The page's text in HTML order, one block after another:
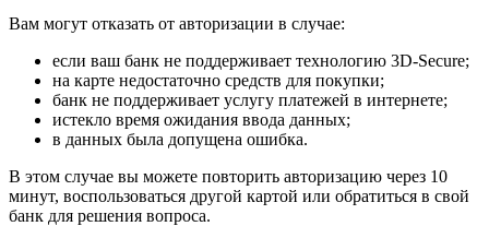
Вам могут отказать от авторизации в случае:
если ваш банк не поддерживает технологию 3D-Secure;
на карте недостаточно средств для покупки;
банк не поддерживает услугу платежей в интернете;
истекло время ожидания ввода данных;
в данных была допущена ошибка.
В этом случае вы можете повторить авторизацию через 10
минут, воспользоваться другой картой или обратиться в свой
банк для решения вопроса.